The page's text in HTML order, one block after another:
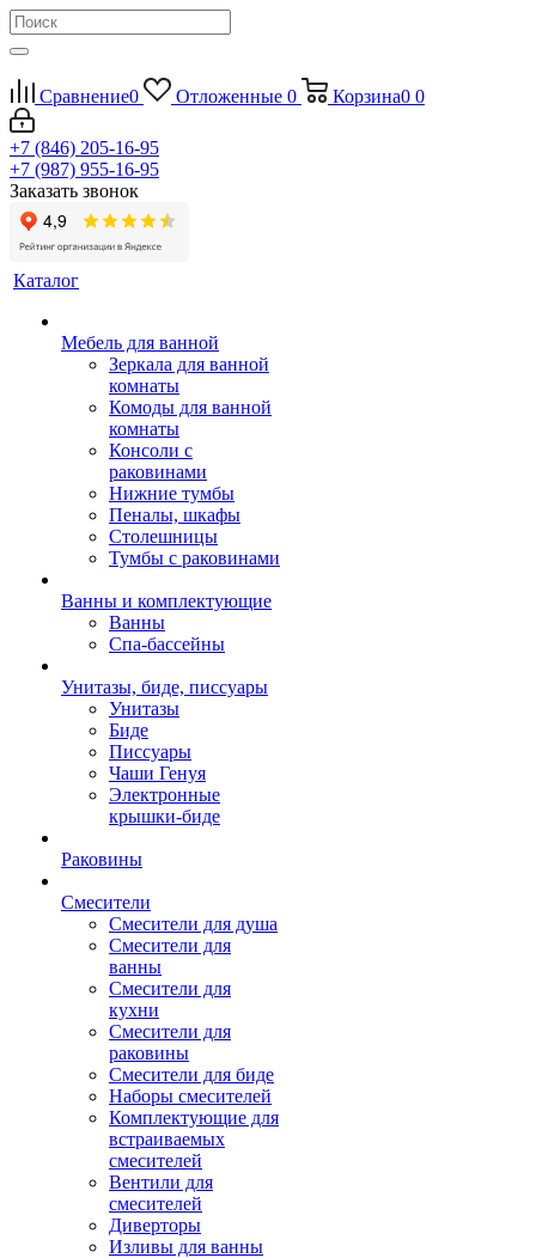
Сравнение0 Отложенные 0 Корзина0 0
+7 (846) 205-16-95
+7 (987) 955-16-95
Заказать звонок
Каталог
Мебель для ванной
Зеркала для ванной
комнаты
Комоды для ванной
комнаты
Консоли с
раковинами
Нижние тумбы
Пеналы, шкафы
Столешницы
Тумбы с раковинами
Ванны и комплектующие
Ванны
Спа-бассейны
Унитазы, биде, писсуары
Унитазы
Биде
Писсуары
Чаши Генуя
Электронные
крышки-биде
Раковины
Смесители
Смесители для душа
Смесители для
ванны
Смесители для
кухни
Смесители для
раковины
Смесители для биде
Наборы смесителей
Комплектующие для
встраиваемых
смесителей
Вентили для
смесителей
Диверторы
Изливы для ванны